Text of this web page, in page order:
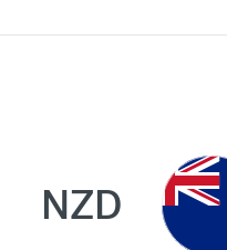
NZD